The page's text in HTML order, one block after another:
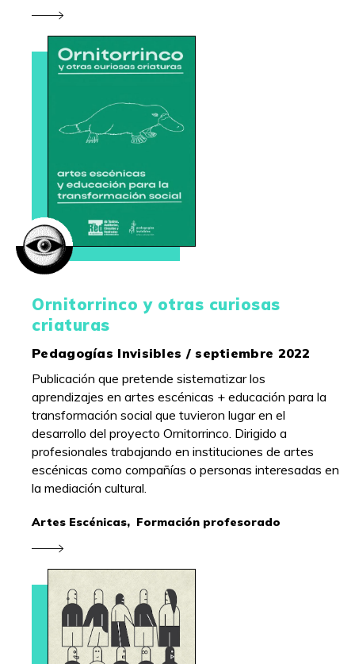
Ornitorrinco y otras curiosas
criaturas
Pedagogías Invisibles / septiembre 2022
Publicación que pretende sistematizar los
aprendizajes en artes escénicas + educación para la
transformación social que tuvieron lugar en el
desarrollo del proyecto Ornitorrinco. Dirigido a
profesionales trabajando en instituciones de artes
escénicas como compañías o personas interesadas en
la mediación cultural.
Artes Escénicas, Formación profesorado